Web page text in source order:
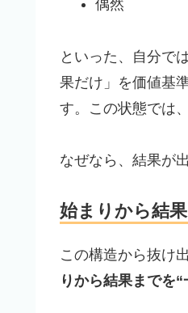
偶然
といった、自分で
果だけ」を価値基
す。この状態では
なぜなら、結果が
始まりから結
この構造から抜け
りから結果までを